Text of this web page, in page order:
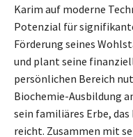
Karim auf moderne
Potenzial für
Förderung seines
und plant seine
persönlichen Bereich
Biochemie-Ausbildung
sein familiäres Erbe, das
reicht. Zusammen mit